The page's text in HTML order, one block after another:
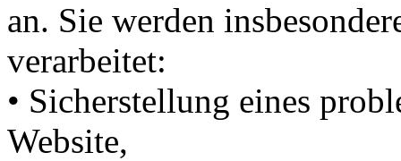
an. Sie werden
verarbeitet:
• Sicherstellung eines
Website,